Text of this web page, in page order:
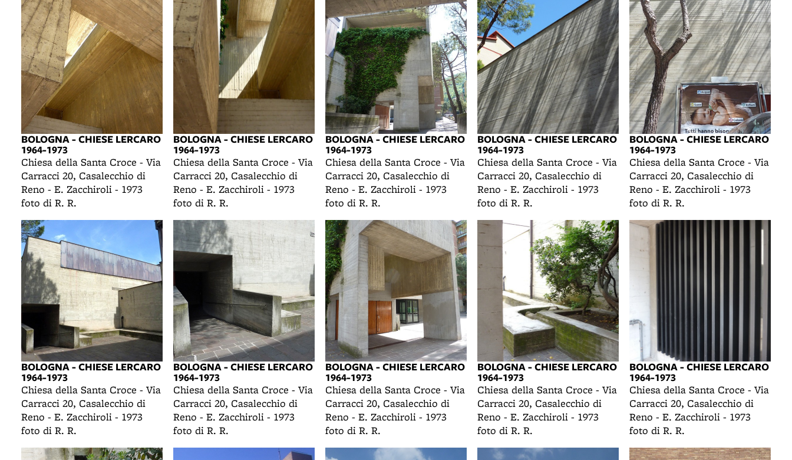
BOLOGNA - CHIESE LERCARO
1964-1973
Chiesa della Santa Croce - Via
Carracci 20, Casalecchio di
Reno - E. Zacchiroli - 1973
foto di R. R.
BOLOGNA - CHIESE LERCARO
1964-1973
Chiesa della Santa Croce - Via
Carracci 20, Casalecchio di
Reno - E. Zacchiroli - 1973
foto di R. R.
BOLOGNA - CHIESE LERCARO
1964-1973
Chiesa della Santa Croce - Via
Carracci 20, Casalecchio di
Reno - E. Zacchiroli - 1973
foto di R. R.
BOLOGNA - CHIESE LERCARO
1964-1973
Chiesa della Santa Croce - Via
Carracci 20, Casalecchio di
Reno - E. Zacchiroli - 1973
foto di R. R.
BOLOGNA - CHIESE LERCARO
1964-1973
Chiesa della Santa Croce - Via
Carracci 20, Casalecchio di
Reno - E. Zacchiroli - 1973
foto di R. R.
BOLOGNA - CHIESE LERCARO
1964-1973
Chiesa della Santa Croce - Via
Carracci 20, Casalecchio di
Reno - E. Zacchiroli - 1973
foto di R. R.
BOLOGNA - CHIESE LERCARO
1964-1973
Chiesa della Santa Croce - Via
Carracci 20, Casalecchio di
Reno - E. Zacchiroli - 1973
foto di R. R.
BOLOGNA - CHIESE LERCARO
1964-1973
Chiesa della Santa Croce - Via
Carracci 20, Casalecchio di
Reno - E. Zacchiroli - 1973
foto di R. R.
BOLOGNA - CHIESE LERCARO
1964-1973
Chiesa della Santa Croce - Via
Carracci 20, Casalecchio di
Reno - E. Zacchiroli - 1973
foto di R. R.
BOLOGNA - CHIESE LERCARO
1964-1973
Chiesa della Santa Croce - Via
Carracci 20, Casalecchio di
Reno - E. Zacchiroli - 1973
foto di R. R.